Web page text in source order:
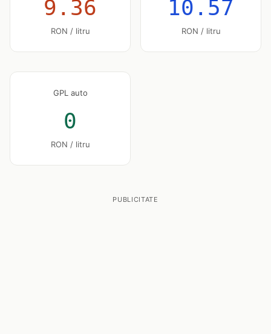
9.36
RON / litru
10.57
RON / litru
GPL auto
0
RON / litru
PUBLICITATE